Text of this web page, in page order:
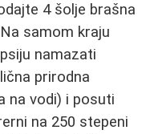
4 šolje brašna
samom kraju
namazati
prirodna
na vodi) i posuti
na 250 stepeni